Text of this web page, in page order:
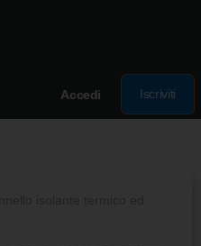
Accedi Iscriviti